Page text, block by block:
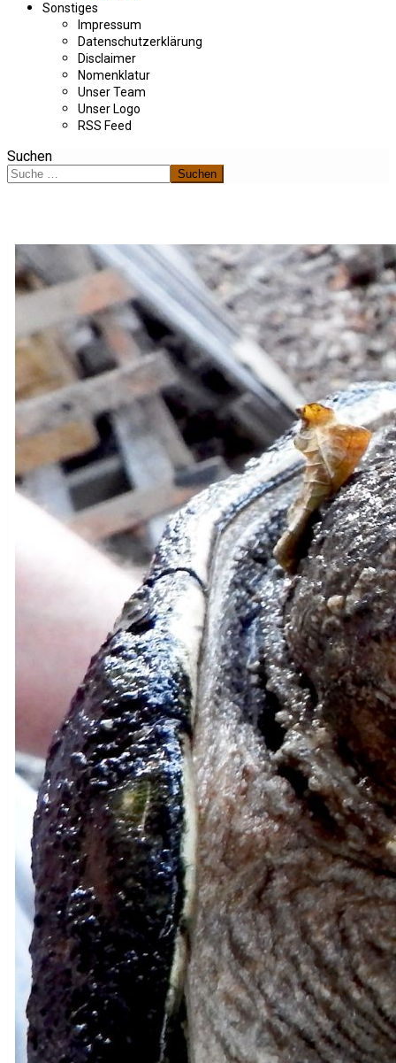
Sonstiges
Impressum
Datenschutzerklärung
Disclaimer
Nomenklatur
Unser Team
Unser Logo
RSS Feed
Suchen
Suchen